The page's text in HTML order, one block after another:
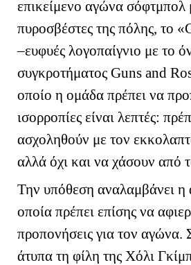
επικείμενο αγώνα σόφτμπολ
πυροσβέστες της πόλης, το «
–ευφυές λογοπαίγνιο με το
συγκροτήματος Guns and
οποίο η ομάδα πρέπει να
ισορροπίες είναι λεπτές:
ασχοληθούν με τον
αλλά όχι και να χάσουν από
Την υπόθεση αναλαμβάνει η
οποία πρέπει επίσης να
προπονήσεις για τον αγώνα.
άτυπα τη φίλη της Χόλι